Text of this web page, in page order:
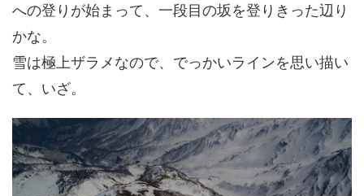
への登りが始まって、一段目の坂を登りきった辺り
かな。
雪は極上ザラメなので、でっかいラインを思い描い
て、いざ。